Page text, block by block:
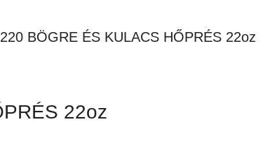
BÖGRE ÉS KULACS HŐPRÉS 22oz
22oz